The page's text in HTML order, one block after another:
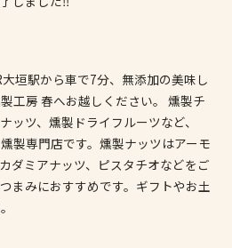
垣駅から車で7分、無添加の美味し
工房 春へお越しください。 燻製チ
ッツ、燻製ドライフルーツなど、
製専門店です。燻製ナッツはアーモ
ダミアナッツ、ピスタチオなどをご
まみにおすすめです。ギフトやお土